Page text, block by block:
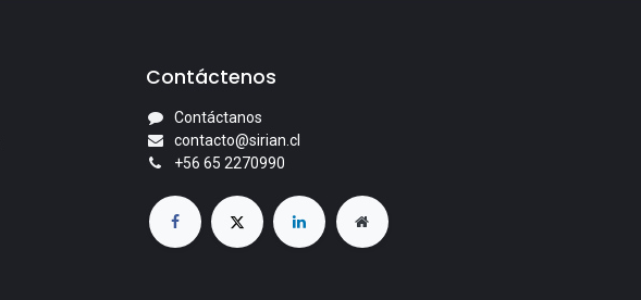
Contáctenos
Contáctanos
contacto@sirian.cl
+56 65 2270990